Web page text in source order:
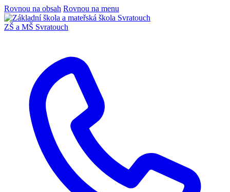
Rovnou na obsah Rovnou na menu
ZŠ a MŠ Svratouch